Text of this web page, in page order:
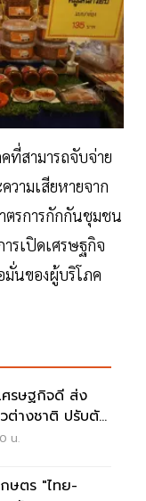
ที่สามารถจับจ่าย
วามเสียหายจาก
ตรการกักกันชุมชน
รเปิดเศรษฐกิจ
มั่นของผู้บริโภค
ศรษฐกิจดี ส่ง
ต่างชาติ ปรับตัว
น.
ษตร "ไทย-